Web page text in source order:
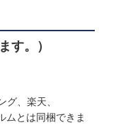
す。）
グ、楽天、
ムとは同梱できま